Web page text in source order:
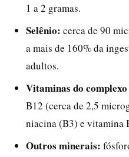
1 a 2 gramas.
Selênio: cerca de 90
a mais de 160% da
adultos.
Vitaminas do
B12 (cerca de 2,5
niacina (B3) e vitamina
Outros minerais: